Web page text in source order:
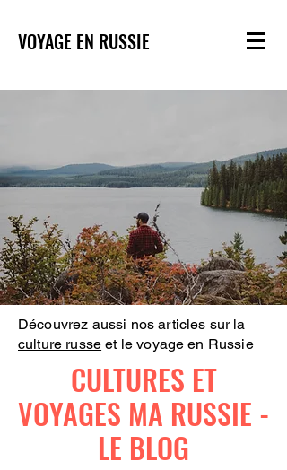
VOYAGE EN RUSSIE
Découvrez aussi nos articles sur la
culture russe et le voyage en Russie
CULTURES ET
VOYAGES MA RUSSIE -
LE BLOG